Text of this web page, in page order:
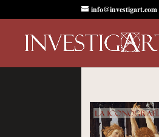
info@investigart.com